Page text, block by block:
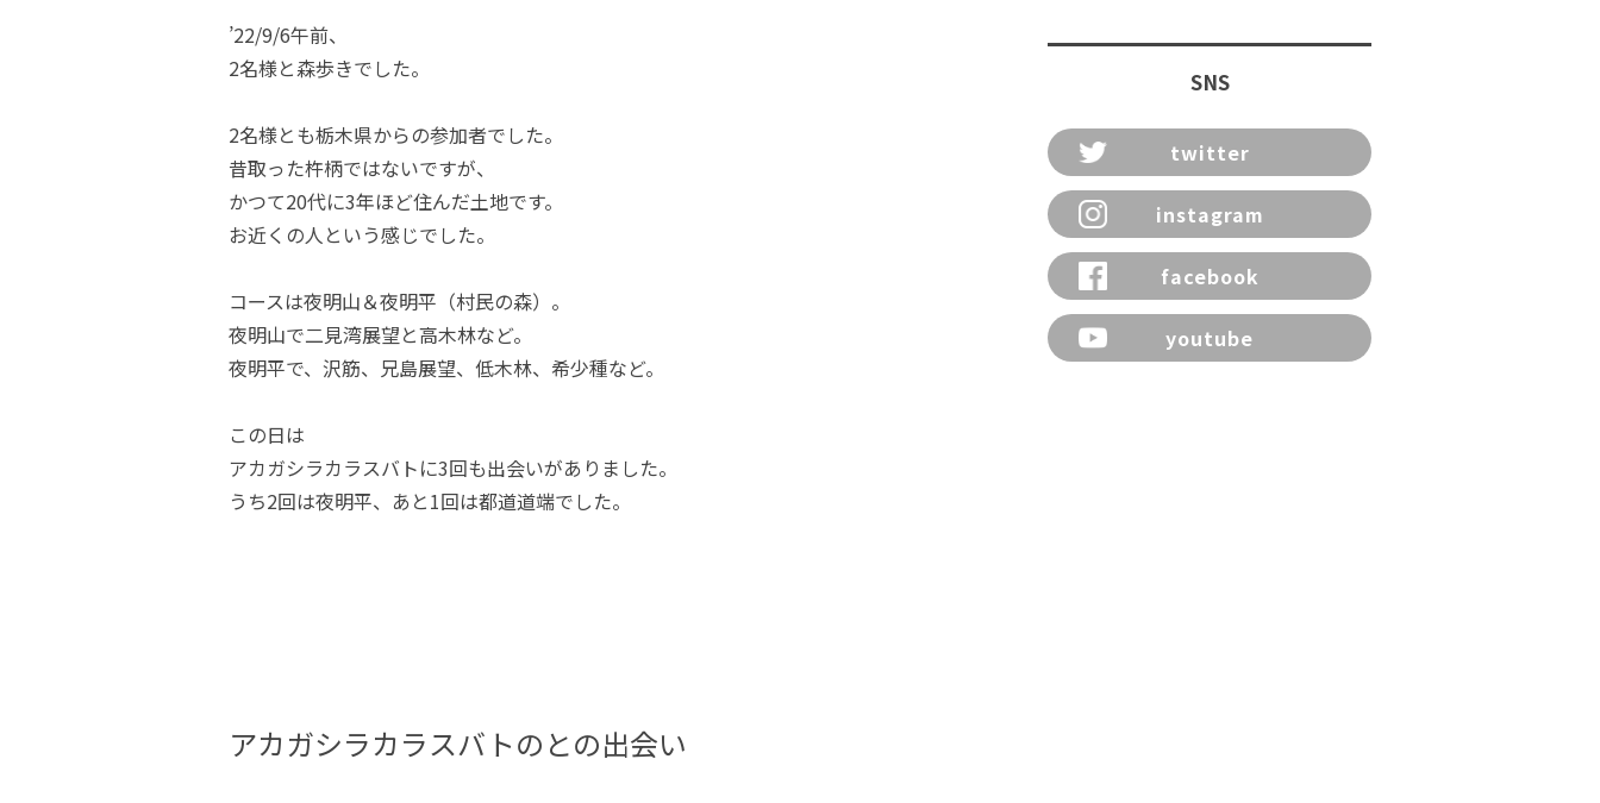
’22/9/6午前、
2名様と森歩きでした。
2名様とも栃木県からの参加者でした。
昔取った杵柄ではないですが、
かつて20代に3年ほど住んだ土地です。
お近くの人という感じでした。
コースは夜明山＆夜明平（村民の森）。
夜明山で二見湾展望と高木林など。
夜明平で、沢筋、兄島展望、低木林、希少種など。
この日は
アカガシラカラスバトに3回も出会いがありました。
うち2回は夜明平、あと1回は都道道端でした。
アカガシラカラスバトのとの出会い
SNS
twitter
instagram
facebook
youtube